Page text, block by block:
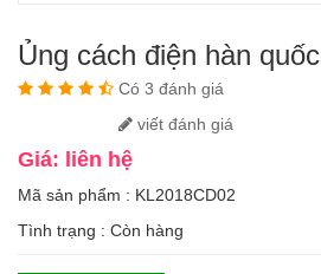
Ủng cách điện hàn quốc
Có 3 đánh giá
viết đánh giá
Giá: liên hệ
Mã sản phẩm : KL2018CD02
Tình trạng : Còn hàng